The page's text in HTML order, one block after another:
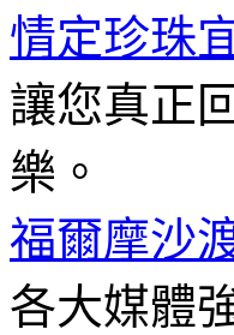
情定珍珠
讓您真正
樂。
福爾摩沙
各大媒體